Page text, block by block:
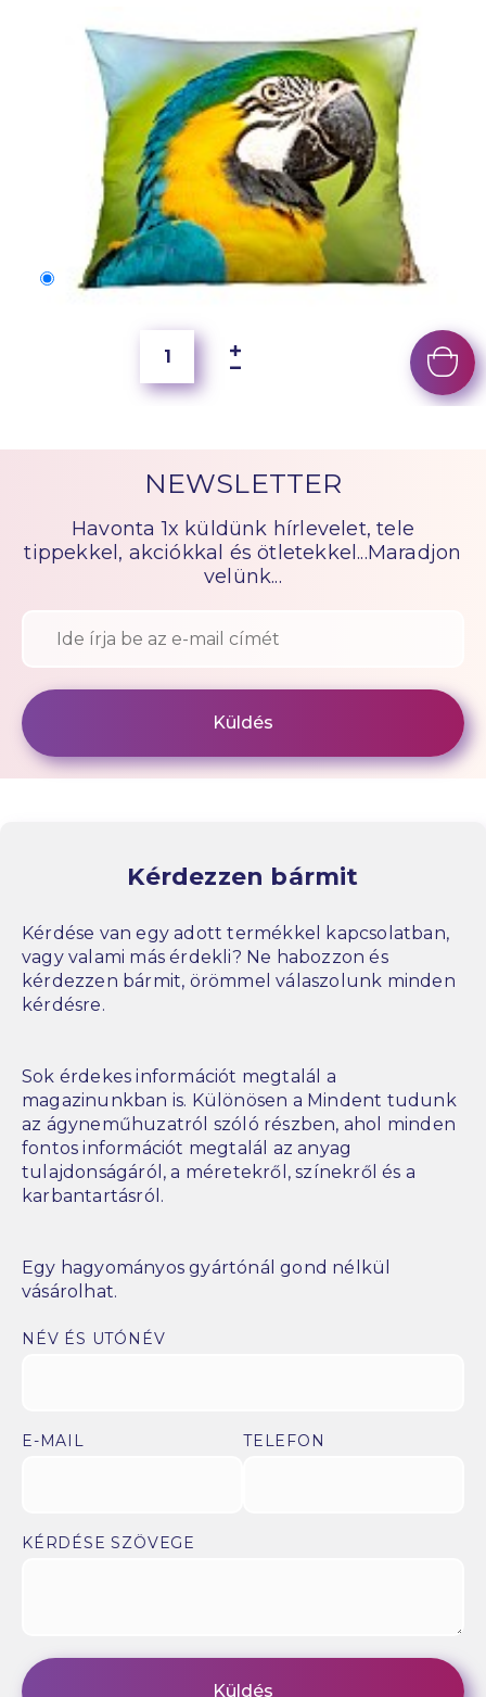
50x40 cm
NEWSLETTER
Havonta 1x küldünk hírlevelet, tele
tippekkel, akciókkal és ötletekkel...Maradjon
velünk...
Kérdezzen bármit
Kérdése van egy adott termékkel kapcsolatban,
vagy valami más érdekli? Ne habozzon és
kérdezzen bármit, örömmel válaszolunk minden
kérdésre.
Sok érdekes információt megtalál a
magazinunkban is. Különösen a Mindent tudunk
az ágyneműhuzatról szóló részben, ahol minden
fontos információt megtalál az anyag
tulajdonságáról, a méretekről, színekről és a
karbantartásról.
Egy hagyományos gyártónál gond nélkül
vásárolhat.
NÉV ÉS UTÓNÉV
E-MAIL TELEFON
KÉRDÉSE SZÖVEGE